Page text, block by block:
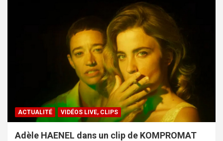
ACTUALITÉ VIDÉOS LIVE, CLIPS
Adèle HAENEL dans un clip de KOMPROMAT